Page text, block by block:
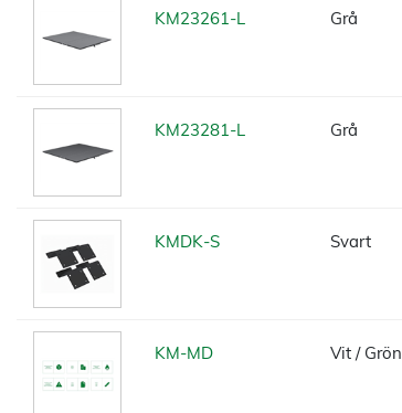
KM23261-L Grå
KM23281-L Grå
KMDK-S Svart
KM-MD Vit / Grön